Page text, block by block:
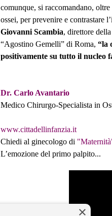
comunque, si raccomandano,
ossei, per prevenire e contrastare
Giovanni Scambia, direttore
“Agostino Gemelli” di Roma, “la
positivamente su tutto il nucleo
Dr. Carlo Avantario
Medico Chirurgo-Specialista in
www.cittadellinfanzia.it
Chiedi al ginecologo di
L’emozione del primo palpito...
×